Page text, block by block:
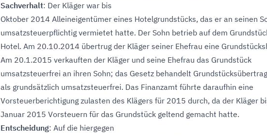
Sachverhalt: Der Kläger war bis
Oktober 2014 Alleineigentümer eines Hotelgrundstücks, das er an seinen
umsatzsteuerpflichtig vermietet hatte. Der Sohn betrieb auf dem
Hotel. Am 20.10.2014 übertrug der Kläger seiner Ehefrau eine
Am 20.1.2015 verkauften der Kläger und seine Ehefrau das Grundstück
umsatzsteuerfrei an ihren Sohn; das Gesetz behandelt
als grundsätzlich umsatzsteuerfrei. Das Finanzamt führte daraufhin eine
Vorsteuerberichtigung zulasten des Klägers für 2015 durch, da der Kläger
Januar 2015 Vorsteuern für das Grundstück geltend gemacht hatte.
Entscheidung: Auf die hiergegen